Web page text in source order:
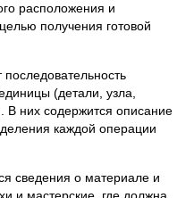
расположения и
получения готовой
(детали, узла,
В них содержится описание
каждой операции
сведения о материале и